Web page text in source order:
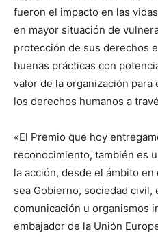
fueron el impacto en las
en mayor situación de
protección de sus derechos
buenas prácticas con
valor de la organización
los derechos humanos a
«El Premio que hoy
reconocimiento, también es
la acción, desde el ámbito
sea Gobierno, sociedad civil,
comunicación u organismos
embajador de la Unión